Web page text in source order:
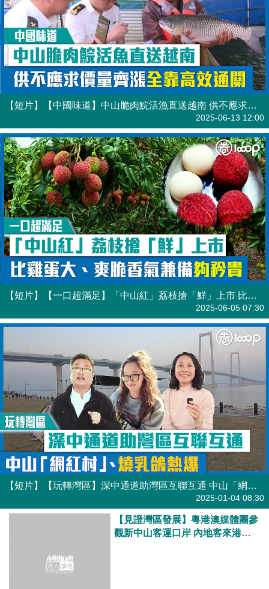
【短片】【中國味道】中山脆肉鯇活漁直送越南 供不應求價量齊漲全靠高效通關
2025-06-13 12:00
【短片】【一口超滿足】「中山紅」荔枝搶「鮮」上市 比雞蛋大、爽脆香氣兼備夠矜貴
2025-06-05 07:30
【短片】【玩轉灣區】深中通道助灣區互聯互通 中山「網紅村」、燒乳鴿熱爆
2025-01-04 08:30
【見證灣區發展】粵港澳媒體團參
觀新中山客運口岸 內地客來港轉